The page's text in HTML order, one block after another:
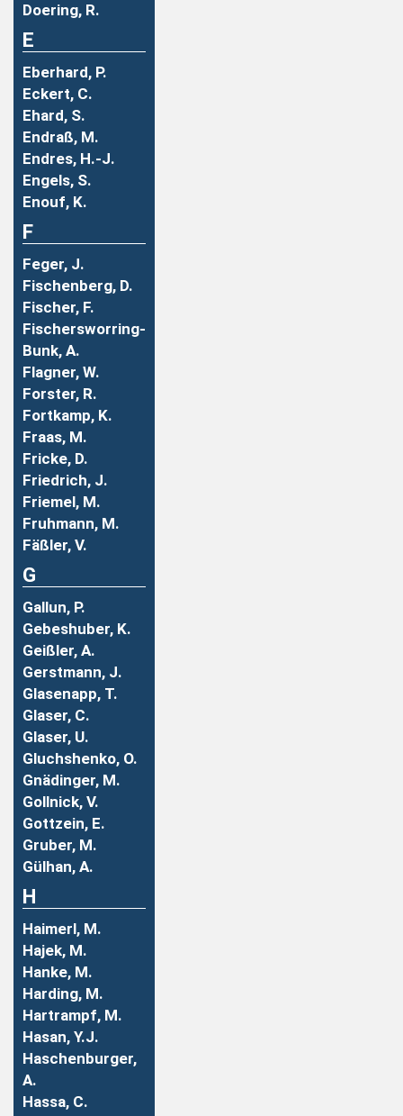
Doering, R.
E
Eberhard, P.
Eckert, C.
Ehard, S.
Endraß, M.
Endres, H.-J.
Engels, S.
Enouf, K.
F
Feger, J.
Fischenberg, D.
Fischer, F.
Fischersworring-
Bunk, A.
Flagner, W.
Forster, R.
Fortkamp, K.
Fraas, M.
Fricke, D.
Friedrich, J.
Friemel, M.
Fruhmann, M.
Fäßler, V.
G
Gallun, P.
Gebeshuber, K.
Geißler, A.
Gerstmann, J.
Glasenapp, T.
Glaser, C.
Glaser, U.
Gluchshenko, O.
Gnädinger, M.
Gollnick, V.
Gottzein, E.
Gruber, M.
Gülhan, A.
H
Haimerl, M.
Hajek, M.
Hanke, M.
Harding, M.
Hartrampf, M.
Hasan, Y.J.
Haschenburger,
A.
Hassa, C.